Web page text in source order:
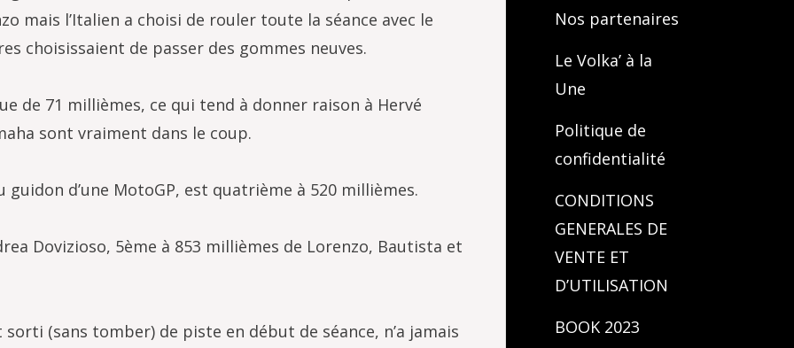
mais l’Italien a choisi de rouler toute la séance avec le
choisissaient de passer des gommes neuves.
de 71 millièmes, ce qui tend à donner raison à Hervé
sont vraiment dans le coup.
d’une MotoGP, est quatrième à 520 millièmes.
Dovizioso, 5ème à 853 millièmes de Lorenzo, Bautista et
(sans tomber) de piste en début de séance, n’a jamais
Nos partenaires
Le Volka’ à la
Une
Politique de
confidentialité
CONDITIONS
GENERALES DE
VENTE ET
D’UTILISATION
BOOK 2023